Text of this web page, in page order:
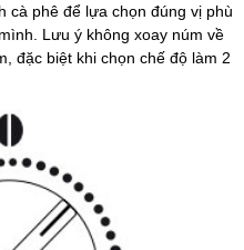
cà phê để lựa chọn đúng vị phù
Lưu ý không xoay núm về
đặc biệt khi chọn chế độ làm 2